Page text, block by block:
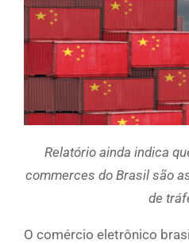
Relatório ainda indica
commerces do Brasil são
de
O comércio eletrônico